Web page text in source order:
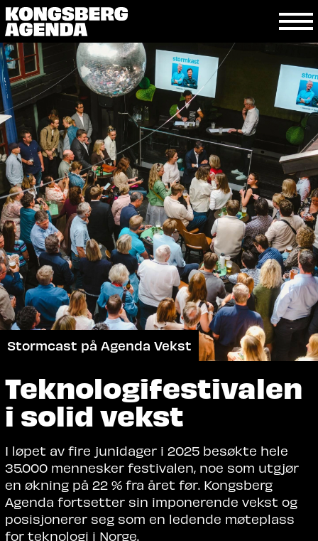
Teknologifestivalen
i solid vekst
I løpet av fire junidager i 2025 besøkte hele
35.000 mennesker festivalen, noe som utgjør
en økning på 22 % fra året før. Kongsberg
Agenda fortsetter sin imponerende vekst og
posisjonerer seg som en ledende møteplass
for teknologi i Norge.
Norges første astronaut - Jannicke Mikkelsen